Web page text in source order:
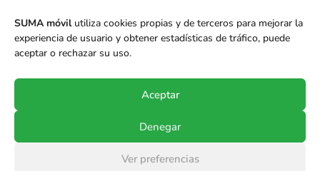
SUMA móvilutiliza cookies propias y de terceros para mejorar la
experiencia de usuario y obtener estadísticas de tráfico, puede
aceptar o rechazar su uso.
Aceptar
Denegar
Ver preferencias
Más información
Todos los derechos reservados.